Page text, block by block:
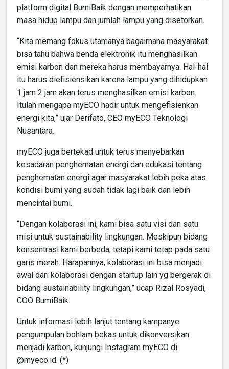
platform digital BumiBaik dengan memperhatikan
masa hidup lampu dan jumlah lampu yang disetorkan.
“Kita memang fokus utamanya bagaimana masyarakat
bisa tahu bahwa benda elektronik itu menghasilkan
emisi karbon dan mereka harus membayarnya. Hal-hal
itu harus diefisiensikan karena lampu yang dihidupkan
1 jam 2 jam akan terus menghasilkan emisi karbon.
Itulah mengapa myECO hadir untuk mengefisienkan
energi kita,” ujar Derifato, CEO myECO Teknologi
Nusantara.
myECO juga bertekad untuk terus menyebarkan
kesadaran penghematan energi dan edukasi tentang
penghematan energi agar masyarakat lebih peka atas
kondisi bumi yang sudah tidak lagi baik dan lebih
mencintai bumi.
“Dengan kolaborasi ini, kami bisa satu visi dan satu
misi untuk sustainability lingkungan. Meskipun bidang
konsentrasi kami berbeda, tetapi kami tetap pada satu
garis merah. Harapannya, kolaborasi ini bisa menjadi
awal dari kolaborasi dengan startup lain yg bergerak di
bidang sustainability lingkungan,” ucap Rizal Rosyadi,
COO BumiBaik.
Untuk informasi lebih lanjut tentang kampanye
pengumpulan bohlam bekas untuk dikonversikan
menjadi karbon, kunjungi Instagram myECO di
@myeco.id. (*)